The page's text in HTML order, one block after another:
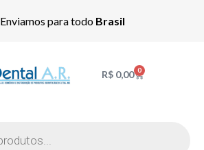
Enviamos para todo Brasil
R$0,00 0